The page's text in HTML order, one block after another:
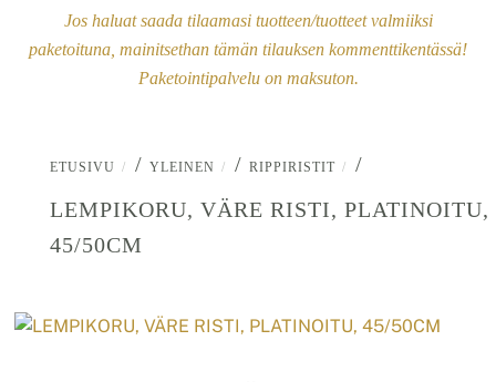
Jos haluat saada tilaamasi tuotteen/tuotteet valmiiksi
paketoituna, mainitsethan tämän tilauksen kommenttikentässä!
Paketointipalvelu on maksuton.
ETUSIVU / YLEINEN / RIPPIRISTIT
/
LEMPIKORU, VÄRE RISTI, PLATINOITU,
45/50CM